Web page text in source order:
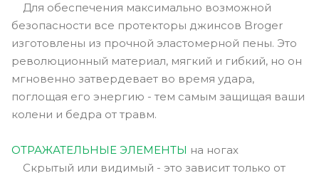
Для обеспечения максимально возможной
безопасности все протекторы джинсов Broger
изготовлены из прочной эластомерной пены. Это
революционный материал, мягкий и гибкий, но он
мгновенно затвердевает во время удара,
поглощая его энергию - тем самым защищая ваши
колени и бедра от травм.
ОТРАЖАТЕЛЬНЫЕ ЭЛЕМЕНТЫ на ногах
Скрытый или видимый - это зависит только от